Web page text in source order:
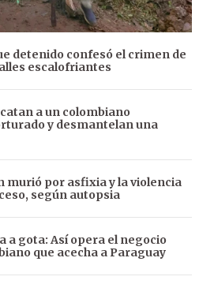
detenido confesó el crimen de
escalofriantes
a un colombiano
y desmantelan una
murió por asfixia y la violencia
según autopsia
a gota: Así opera el negocio
que acecha a Paraguay